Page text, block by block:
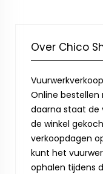
Over Chico
Online
daarna staat de
de winkel
verkoopdagen
kunt het
ophalen tijdens